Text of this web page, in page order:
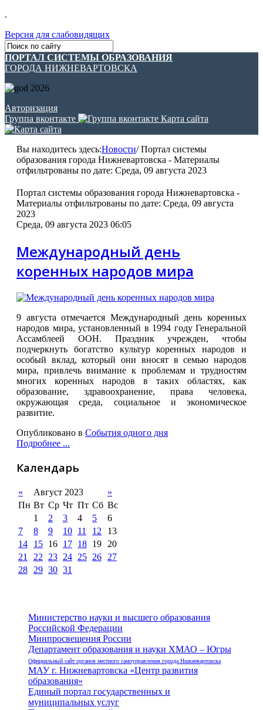
.
Версия для слабовидящих
ПОРТАЛ СИСТЕМЫ ОБРАЗОВАНИЯ
ГОРОДА НИЖНЕВАРТОВСКА
Авторизация
Группа вконтакте
Карта сайта
Вы находитесь здесь:Новости/Портал системы
образования города Нижневартовска - Материалы
отфильтрованы по дате: Среда, 09 августа 2023
Портал системы образования города Нижневартовска -
Материалы отфильтрованы по дате: Среда, 09 августа
2023
Среда, 09 августа 2023 06:05
Международный день
коренных народов мира
9 августа отмечается Международный день коренных
народов мира, установленный в 1994 году Генеральной
Ассамблеей ООН. Праздник учрежден, чтобы
подчеркнуть богатство культур коренных народов и
особый вклад, который они вносят в семью народов
мира, привлечь внимание к проблемам и трудностям
многих коренных народов в таких областях, как
образование, здравоохранение, права человека,
окружающая среда, социальное и экономическое
развитие.
Опубликовано в События одного дня
Подробнее ...
Календарь
« Август 2023
»
Пн Вт Ср Чт Пт Сб Вс
1
2 3 4 5
6
7
8 9 10 11 12
13
14
15 16 17 18 19
20
21
22 23 24 25 26
27
28
29 30 31
Министерство науки и высшего образования
Российской Федерации
Минпросвещения России
Департамент образования и науки ХМАО – Югры
Официальный сайт органов местного самоуправления города Нижневартовска
МАУ г. Нижневартовска «Центр развития
образования»
Единый портал государственных и
муниципальных услуг